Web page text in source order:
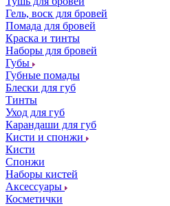
Гель, воск для бровей
Помада для бровей
Краска и тинты
Наборы для бровей
Губы
Губные помады
Блески для губ
Тинты
Уход для губ
Карандаши для губ
Кисти и спонжи
Кисти
Спонжи
Наборы кистей
Аксессуары
Косметички